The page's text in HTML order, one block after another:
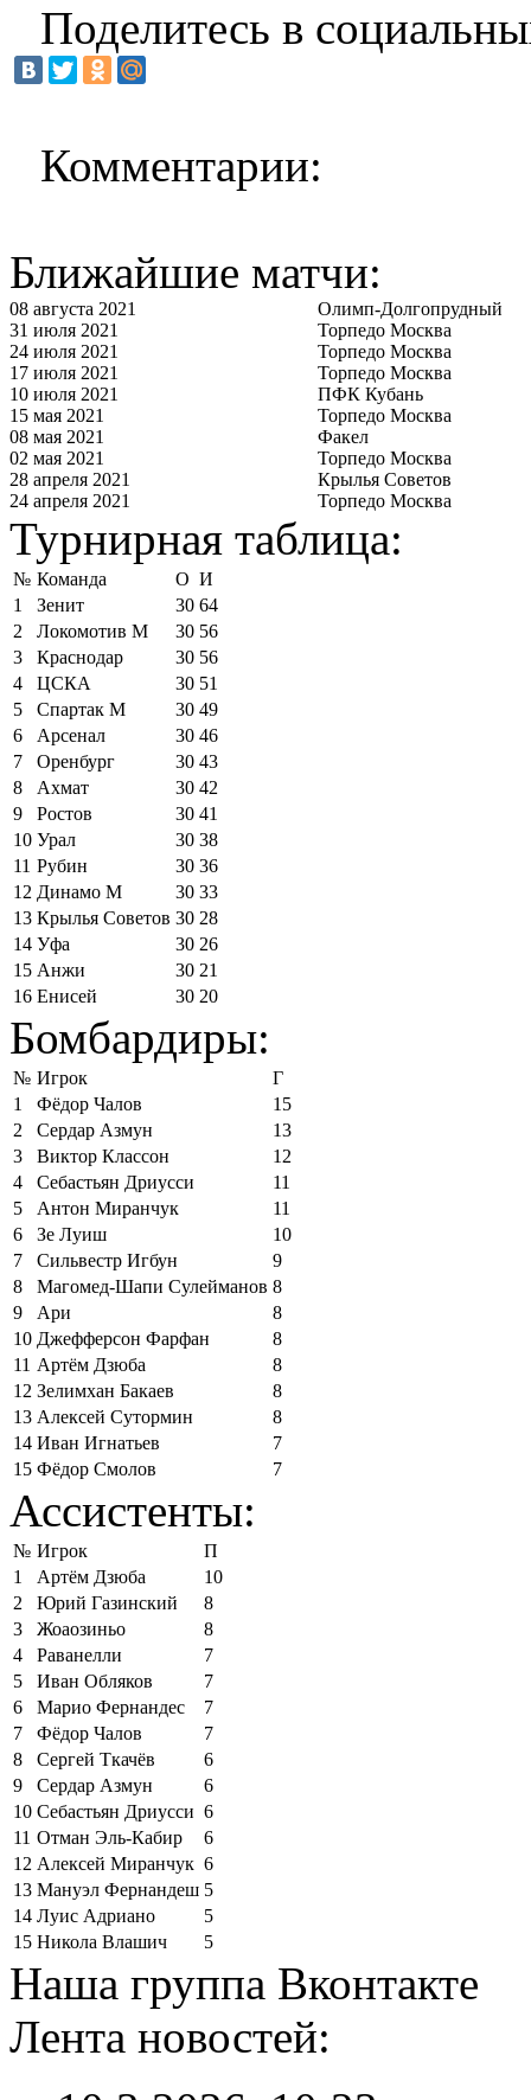
Поделитесь в
Комментарии:
Ближайшие матчи:
08 августа 2021
Олимп-Долгопрудный
31 июля 2021
Торпедо Москва
24 июля 2021
Торпедо Москва
17 июля 2021
Торпедо Москва
10 июля 2021
ПФК Кубань
15 мая 2021
Торпедо Москва
08 мая 2021
Факел
02 мая 2021
Торпедо Москва
28 апреля 2021
Крылья Советов
24 апреля 2021
Торпедо Москва
Турнирная таблица:
№ Команда О И
1
Зенит 30 64
2
Локомотив М 30 56
3
Краснодар 30 56
4
ЦСКА 30 51
5
Спартак М 30 49
6
Арсенал 30 46
7
Оренбург 30 43
8
Ахмат 30 42
9
Ростов 30 41
10 Урал 30 38
11 Рубин 30 36
12 Динамо М 30 33
13 Крылья Советов 30 28
14 Уфа 30 26
15 Анжи 30 21
16 Енисей 30 20
Бомбардиры:
№ Игрок
Г
1
Фёдор Чалов
15
2
Сердар Азмун
13
3
Виктор Классон
12
4
Себастьян Дриусси
11
5
Антон Миранчук
11
6
Зе Луиш
10
7
Сильвестр Игбун
9
8
Магомед-Шапи Сулейманов 8
9
Ари
8
10 Джефферсон Фарфан
8
11 Артём Дзюба
8
12 Зелимхан Бакаев
8
13 Алексей Сутормин
8
14 Иван Игнатьев
7
15 Фёдор Смолов 7
Ассистенты:
№ Игрок
П
1
Артём Дзюба
10
2
Юрий Газинский
8
3
Жоаозиньо
8
4
Раванелли
7
5
Иван Обляков
7
6
Марио Фернандес
7
7
Фёдор Чалов
7
8
Сергей Ткачёв
6
9
Сердар Азмун
6
10 Себастьян Дриусси 6
11 Отман Эль-Кабир
6
12 Алексей Миранчук 6
13 Мануэл Фернандеш 5
14 Луис Адриано
5
15 Никола Влашич 5
Наша группа Вконтакте
Лента новостей: